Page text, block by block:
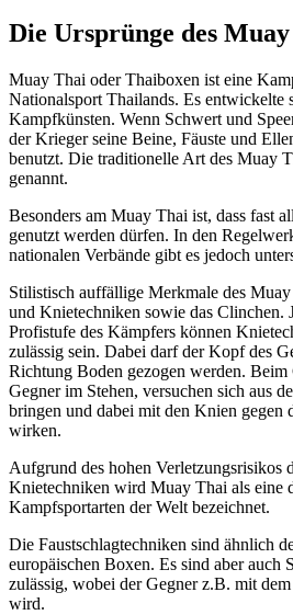
Die Ursprünge des
Muay Thai oder Thaiboxen ist eine
Nationalsport Thailands. Es entwickelte
Kampfkünsten. Wenn Schwert und
der Krieger seine Beine, Fäuste und
benutzt. Die traditionelle Art des Muay
genannt.
Besonders am Muay Thai ist, dass fast
genutzt werden dürfen. In den
nationalen Verbände gibt es jedoch
Stilistisch auffällige Merkmale des
und Knietechniken sowie das Clinchen.
Profistufe des Kämpfers können
zulässig sein. Dabei darf der Kopf des
Richtung Boden gezogen werden.
Gegner im Stehen, versuchen sich aus
bringen und dabei mit den Knien gegen
wirken.
Aufgrund des hohen Verletzungsrisikos
Knietechniken wird Muay Thai als eine
Kampfsportarten der Welt bezeichnet.
Die Faustschlagtechniken sind ähnlich
europäischen Boxen. Es sind aber auch
zulässig, wobei der Gegner z.B. mit
wird.